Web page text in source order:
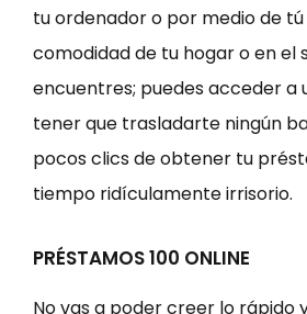
tu ordenador o por medio de tú
comodidad de tu hogar o en el
encuentres; puedes acceder a
tener que trasladarte ningún
pocos clics de obtener tu
tiempo ridículamente irrisorio.
PRÉSTAMOS 100 ONLINE
No vas a poder creer lo rápido